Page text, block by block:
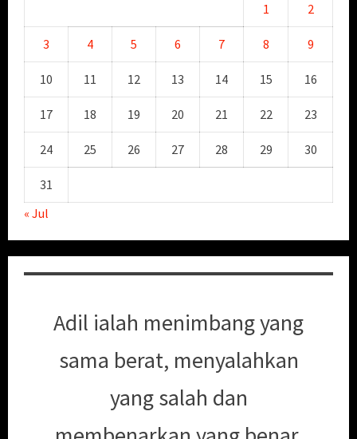
1 2
3 4 5 6 7 8 9
10 11 12 13 14 15 16
17 18 19 20 21 22 23
24 25 26 27 28 29 30
31
« Jul
Adil ialah menimbang yang
sama berat, menyalahkan
yang salah dan